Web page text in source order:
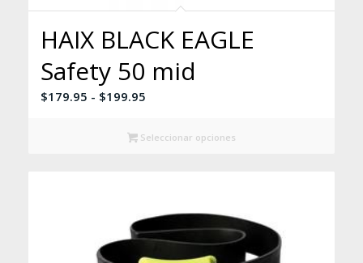
HAIX BLACK EAGLE
Safety 50 mid
$179.95 - $199.95Rango
precios:
$199.95
Seleccionar opciones